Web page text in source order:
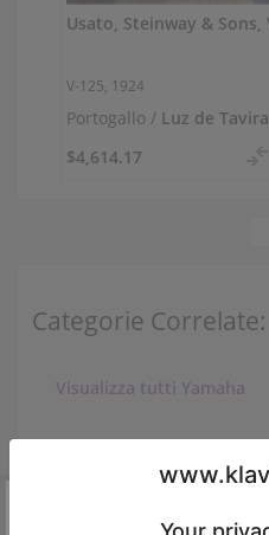
V-125, 1924
Portogallo / Luz de Tavira
$4,614.17
Categorie Correlate:
Visualizza tutti Yamaha